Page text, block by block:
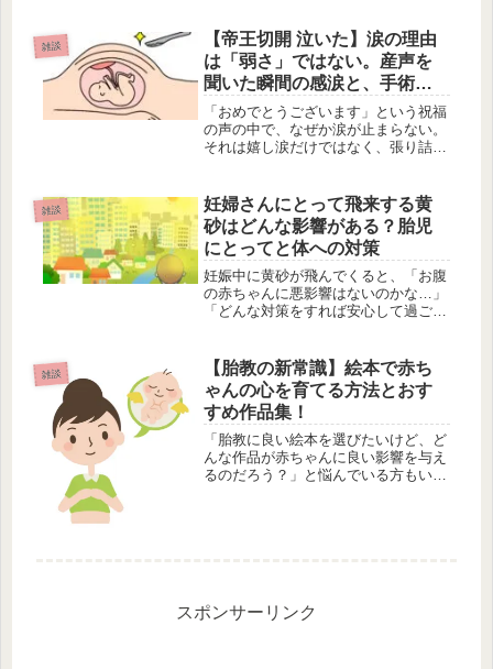
「お餅を食べると乳腺炎になりやすい
って聞いたけど…」「おっぱいが詰ま
るっ...
雑談
【帝王切開 泣いた】涙の理由
は「弱さ」ではない。産声を
聞いた瞬間の感涙と、手術へ
の恐怖、そして葛藤を抱きし
めて
「おめでとうございます」という祝福
の声の中で、なぜか涙が止まらない。
それは嬉し涙だけではなく、張り詰め
「下から産みたかった」と感じている
自分への戸惑いかもしれません。「帝
王...
雑談
妊婦さんにとって飛来する黄
砂はどんな影響がある？胎児
にとってと体への対策
妊娠中に黄砂が飛んでくると、「お腹
の赤ちゃんに悪影響はないのかな…」
「どんな対策をすれば安心して過ごせ
を守るためにも、正しい知識を身につ
けて早めに予防策を取り入れましょ
う。...
雑談
【胎教の新常識】絵本で赤ち
ゃんの心を育てる方法とおす
すめ作品集！
「胎教に良い絵本を選びたいけど、ど
んな作品が赤ちゃんに良い影響を与え
るのだろう？」と悩んでいる方もいる
スポンサーリンク